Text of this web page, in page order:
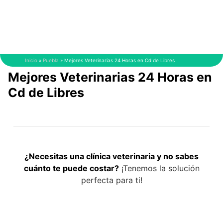
Inicio » Puebla » Mejores Veterinarias 24 Horas en Cd de Libres
Mejores Veterinarias 24 Horas en
Cd de Libres
¿Necesitas una clínica veterinaria y no sabes
cuánto te puede costar?¡Tenemos la solución
perfecta para ti!